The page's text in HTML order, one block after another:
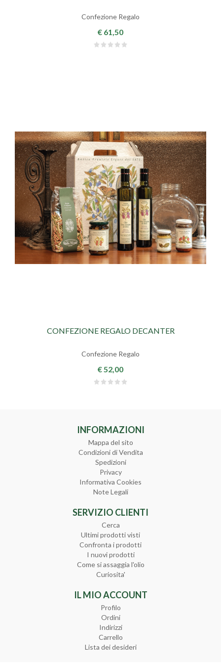
Confezione Regalo
€ 61,50
CONFEZIONE REGALO DECANTER
Confezione Regalo
€ 52,00
INFORMAZIONI
Mappa del sito
Condizioni di Vendita
Spedizioni
Privacy
Informativa Cookies
Note Legali
SERVIZIO CLIENTI
Cerca
Ultimi prodotti visti
Confronta i prodotti
I nuovi prodotti
Come si assaggia l'olio
Curiosita'
IL MIO ACCOUNT
Profilo
Ordini
Indirizzi
Carrello
Lista dei desideri